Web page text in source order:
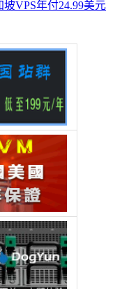
VPS年付24.99美元